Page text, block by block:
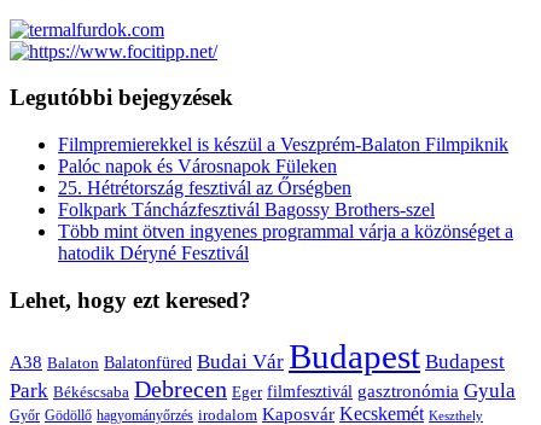
Legutóbbi bejegyzések
Filmpremierekkel is készül a Veszprém-Balaton Filmpiknik
Palóc napok és Városnapok Füleken
25. Hétrétország fesztivál az Őrségben
Folkpark Táncházfesztivál Bagossy Brothers-szel
Több mint ötven ingyenes programmal várja a közönséget a
hatodik Déryné Fesztivál
Lehet, hogy ezt keresed?
A38 Balaton Balatonfüred Budai Vár Budapest Budapest
Park Békéscsaba Debrecen Eger filmfesztivál gasztronómia Gyula
Győr Gödöllő hagyományőrzés irodalom Kaposvár Kecskemét Keszthely